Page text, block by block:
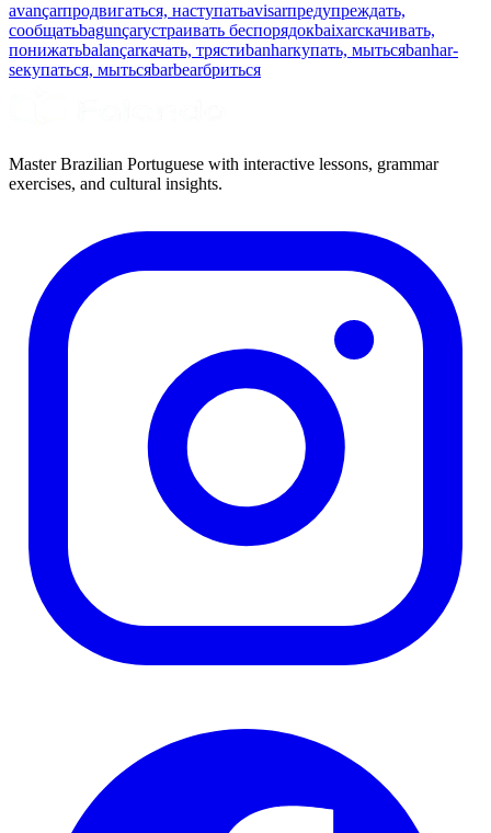
avançarпродвигаться, наступатьavisarпредупреждать,
сообщатьbagunçarустраивать беспорядокbaixarскачивать,
понижатьbalançarкачать, трястиbanharкупать, мытьсяbanhar-
seкупаться, мытьсяbarbearбриться
Master Brazilian Portuguese with interactive lessons, grammar
exercises, and cultural insights.